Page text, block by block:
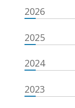
2026
2025
2024
2023